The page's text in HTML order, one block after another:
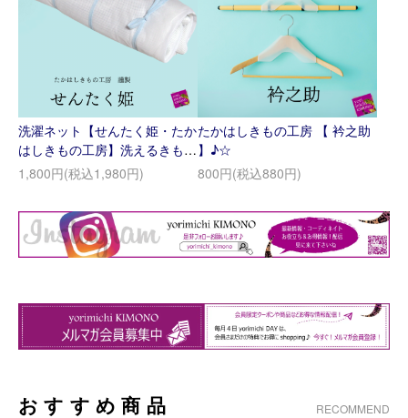
洗濯ネット【せんたく姫・たか
はしきもの工房】洗えるきも
の・浴衣にも♪
1,800円(税込1,980円)
たかはしきもの工房 【 衿之助
】♪☆
800円(税込880円)
おすすめ商品 RECOMMEND